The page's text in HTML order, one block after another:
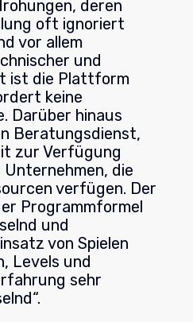
deren
oft ignoriert
vor allem
und
ist die Plattform
keine
Darüber hinaus
Beratungsdienst,
zur Verfügung
die
verfügen. Der
Programmformel
und
von Spielen
Levels und
sehr